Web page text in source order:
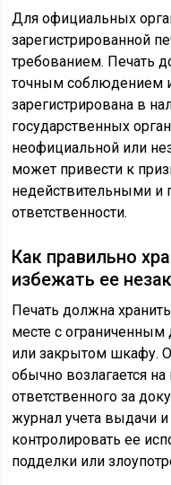
Для официальных
зарегистрированной
требованием. Печать
точным соблюдением
зарегистрирована в
государственных
неофициальной или
может привести к
недействительными и
ответственности.
Как правильно
избежать ее
Печать должна
месте с
или закрытом шкафу.
обычно возлагается
ответственного за
журнал учета выдачи и
контролировать ее
подделки или